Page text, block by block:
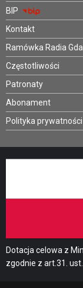
BIP
Kontakt
Ramówka Radia
Częstotliwości
Patronaty
Abonament
Polityka prywatności
Dotacja celowa z
zgodnie z art.31.